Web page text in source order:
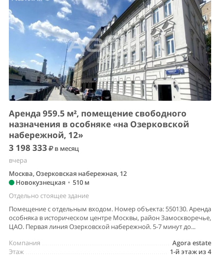
Аренда 959.5 м², помещение свободного
назначения в особняке «на Озерковской
набережной, 12»
3 198 333
в месяц
вчера
Москва, Озерковская набережная, 12
Новокузнецкая • 510 м
Отдельно стоящее здание
Помещение с отдельным входом. Номер объекта: 550130. Аренда
особняка в историческом центре Москвы, район Замоскворечье,
ЦАО. Первая линия Озерковской набережной. 5-7 минут до...
Agora estate
Компания
1-й этаж из 4
Этаж